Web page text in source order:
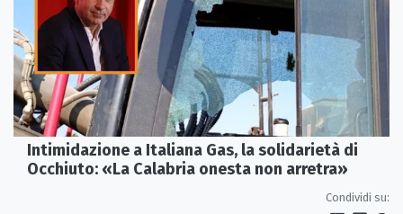
Intimidazione a Italiana Gas, la solidarietà di
Occhiuto: «La Calabria onesta non arretra»
Condividi su: